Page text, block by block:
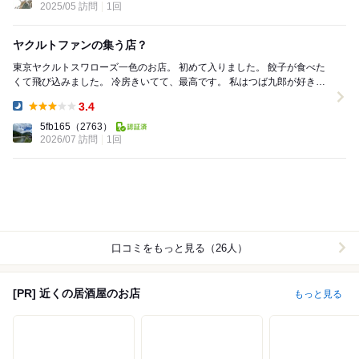
2025/05 訪問 1回
ヤクルトファンの集う店？
東京ヤクルトスワローズ一色のお店。 初めて入りました。 餃子が食べた
くて飛び込みました。 冷房きいてて、最高です。 私はつば九郎が好き
3.4
5fb165 （2763）
2026/07 訪問
1回
口コミをもっと見る（26人）
[PR] 近くの居酒屋のお店 もっと見る